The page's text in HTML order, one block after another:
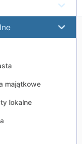
majątkowe
lokalne